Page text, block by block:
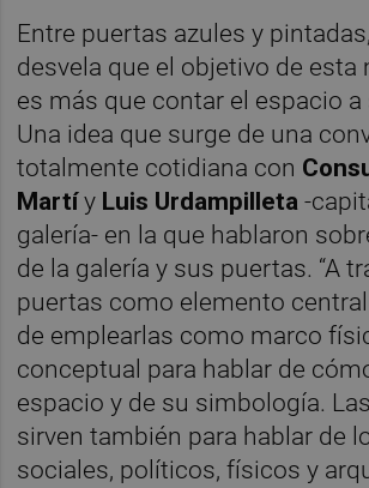
Entre puertas azules y
desvela que el objetivo de esta
es más que contar el espacio a
Una idea que surge de una
totalmente cotidiana con
Martíy Luis Urdampilleta -
galería- en la que hablaron
de la galería y sus puertas. “A
puertas como elemento
de emplearlas como marco
conceptual para hablar de
espacio y de su simbología.
sirven también para hablar de
sociales, políticos, físicos y